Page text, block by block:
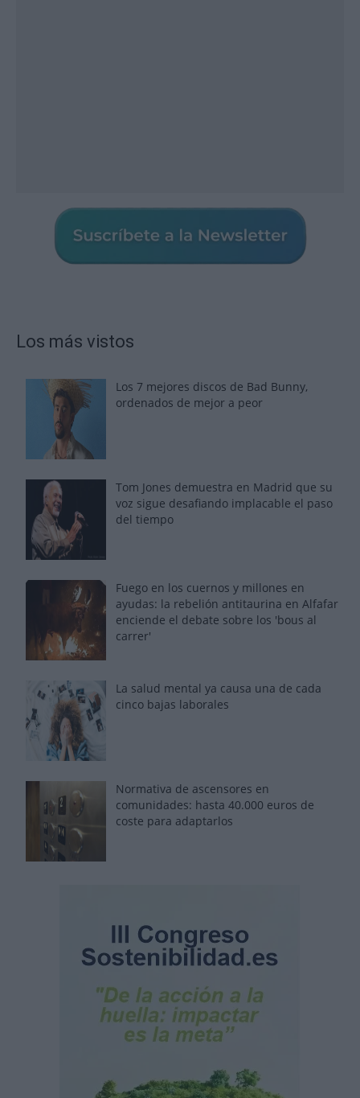
Los más vistos
Los 7 mejores discos de Bad Bunny,
ordenados de mejor a peor
Tom Jones demuestra en Madrid que su
voz sigue desafiando implacable el paso
del tiempo
Fuego en los cuernos y millones en
ayudas: la rebelión antitaurina en Alfafar
enciende el debate sobre los 'bous al
carrer'
La salud mental ya causa una de cada
cinco bajas laborales
Normativa de ascensores en
comunidades: hasta 40.000 euros de
coste para adaptarlos